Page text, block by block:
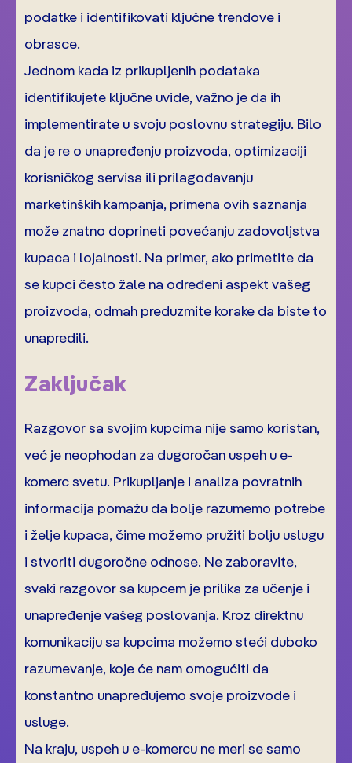
podatke i identifikovati ključne trendove i
obrasce.
Jednom kada iz prikupljenih podataka
identifikujete ključne uvide, važno je da ih
implementirate u svoju poslovnu strategiju. Bilo
da je re o unapređenju proizvoda, optimizaciji
korisničkog servisa ili prilagođavanju
marketinških kampanja, primena ovih saznanja
može znatno doprineti povećanju zadovoljstva
kupaca i lojalnosti. Na primer, ako primetite da
se kupci često žale na određeni aspekt vašeg
proizvoda, odmah preduzmite korake da biste to
unapredili.
Zaključak
Razgovor sa svojim kupcima nije samo koristan,
već je neophodan za dugoročan uspeh u e-
komerc svetu. Prikupljanje i analiza povratnih
informacija pomažu da bolje razumemo potrebe
i želje kupaca, čime možemo pružiti bolju uslugu
i stvoriti dugoročne odnose. Ne zaboravite,
svaki razgovor sa kupcem je prilika za učenje i
unapređenje vašeg poslovanja. Kroz direktnu
komunikaciju sa kupcima možemo steći duboko
razumevanje, koje će nam omogućiti da
konstantno unapređujemo svoje proizvode i
usluge.
Na kraju, uspeh u e-komercu ne meri se samo